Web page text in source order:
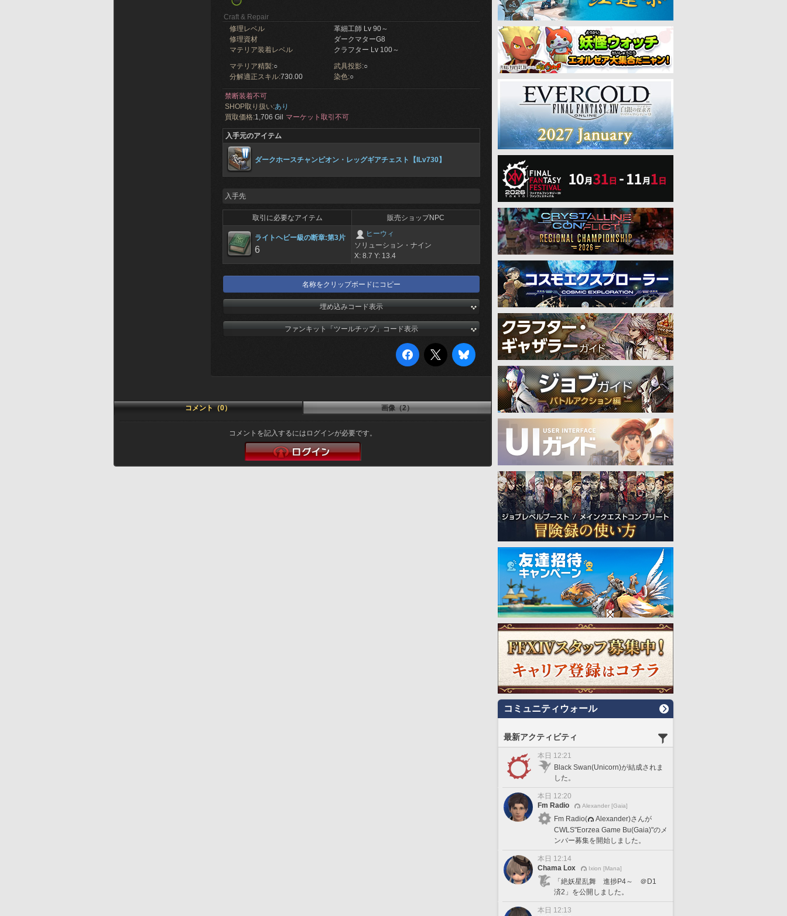
Craft & Repair
修理レベル
革細工師 Lv 90～
修理資材
ダークマターG8
マテリア装着レベル
クラフター Lv 100～
マテリア精製:○ 武具投影:○
分解適正スキル:730.00 染色:○
禁断装着不可
SHOP取り扱い:あり
買取価格:1,706 Gil マーケット取引不可
入手元のアイテム
ダークホースチャンピオン・レッグギアチェスト【ILv730】
入手先
取引に必要なアイテム 販売ショップNPC
ライトヘビー級の断章:第3片
6
ヒーウィ
ソリューション・ナイン
X: 8.7 Y: 13.4
名称をクリップボードにコピー
埋め込みコード表示
ファンキット「ツールチップ」コード表示
コメント（0） 画像（2）
コメントを記入するにはログインが必要です。
コミュニティウォール
最新アクティビティ
本日 12:21
Black Swan(Unicorn)が結成されま
した。
本日 12:20
Fm Radio
Alexander [Gaia]
Fm Radio(
Alexander)さんが
CWLS"Eorzea Game Bu(Gaia)"のメ
ンバー募集を開始しました。
本日 12:14
Chama Lox
Ixion [Mana]
「絶妖星乱舞 進捗P4～ ＠D1
済2」を公開しました。
本日 12:13